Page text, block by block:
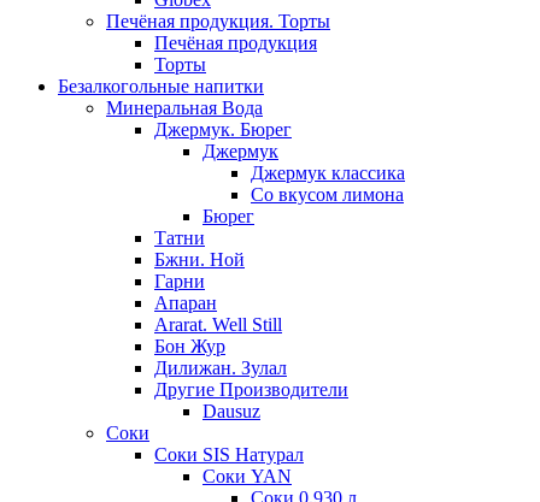
Печёная продукция. Торты
Печёная продукция
Торты
Безалкогольные напитки
Минеральная Вода
Джермук. Бюрег
Джермук
Джермук классика
Со вкусом лимона
Бюрег
Татни
Бжни. Ной
Гарни
Апаран
Ararat. Well Still
Бон Жур
Дилижан. Зулал
Другие Производители
Dausuz
Соки
Соки SIS Натурал
Соки YAN
Соки 0,930 л